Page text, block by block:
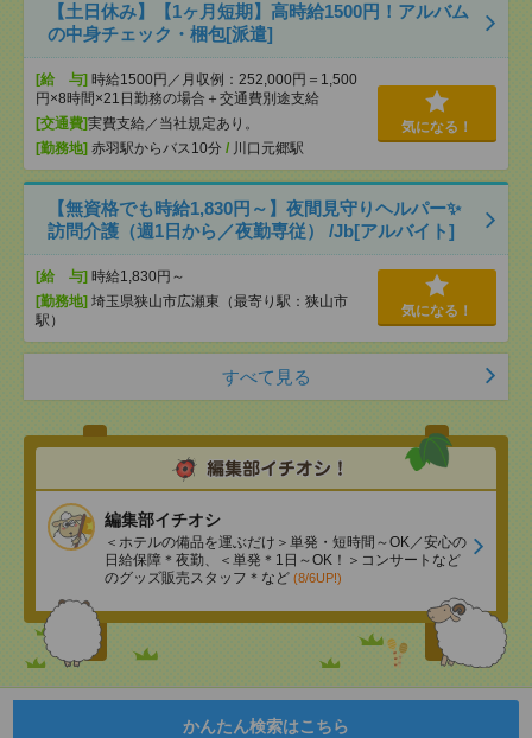
【土日休み】【1ヶ月短期】高時給1500円！アルバム
の中身チェック・梱包[派遣]
[給 与] 時給1500円／月収例：252,000円＝1,500
円×8時間×21日勤務の場合＋交通費別途支給
[交通費]実費支給／当社規定あり。
[勤務地] 赤羽駅からバス10分 / 川口元郷駅
気になる！
【無資格でも時給1,830円～】夜間見守りヘルパー✨
訪問介護（週1日から／夜勤専従） /Jb[アルバイト]
[給 与] 時給1,830円～
[勤務地] 埼玉県狭山市広瀬東（最寄り駅：狭山市
駅）
気になる！
すべて見る
編集部イチオシ
＜ホテルの備品を運ぶだけ＞単発・短時間～OK／安心の
日給保障＊夜勤、＜単発＊1日～OK！＞コンサートなど
のグッズ販売スタッフ＊など (8/6UP!)
かんたん検索はこちら